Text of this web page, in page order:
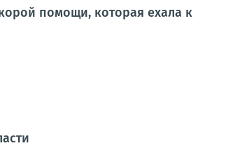
помощи, которая ехала к